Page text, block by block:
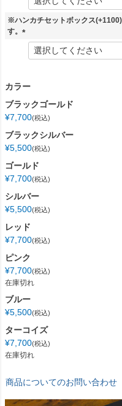
※ハンカチセットボックス
す。
カラー
ブラックゴールド
¥7,700 税込
ブラックシルバー
¥5,500 税込
ゴールド
¥7,700 税込
シルバー
¥5,500 税込
レッド
¥7,700 税込
ピンク
¥7,700 税込
在庫切れ
ブルー
¥5,500 税込
ターコイズ
¥7,700 税込
在庫切れ
商品についてのお問い合わせ